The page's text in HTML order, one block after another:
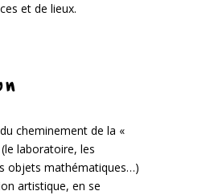
et de lieux.
cheminement de la «
laboratoire, les
objets mathématiques…)
artistique, en se